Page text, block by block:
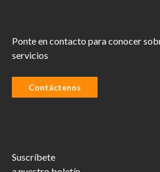
Ponte en contacto para conocer
servicios
Contáctenos
Suscríbete